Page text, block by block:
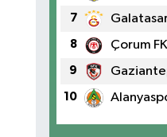
7
8 Çorum FK
9
10